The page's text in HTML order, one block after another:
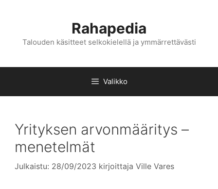
Rahapedia
Talouden käsitteet selkokielellä ja ymmärrettävästi
Valikko
Yrityksen arvonmääritys –
menetelmät
Julkaistu: 28/09/2023 kirjoittaja Ville Vares